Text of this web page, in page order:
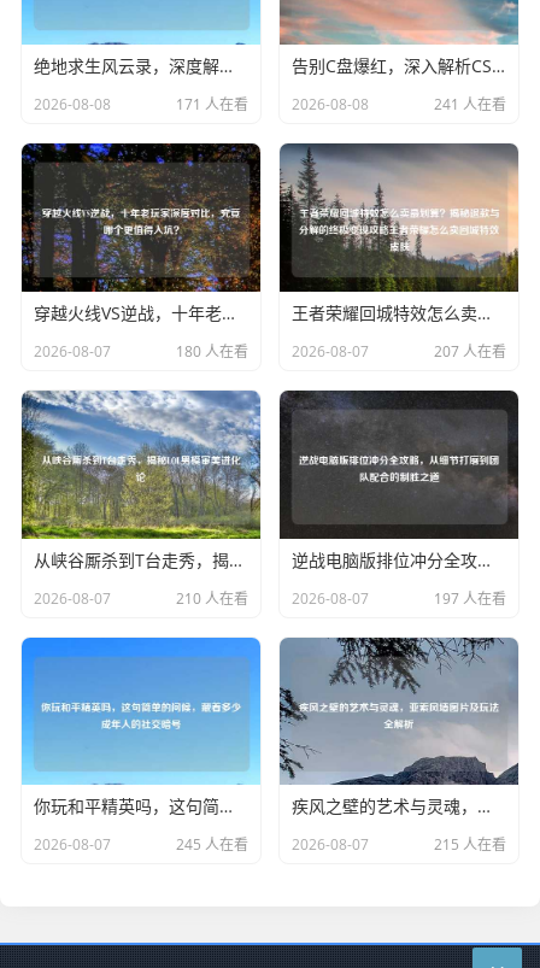
绝地求生风云录，深度解读PUBG战绩面板背后的数据美学与战术哲学
2026-08-08 171 人在看
告别C盘爆红，深入解析CSGO默认安装机制、利弊分析与自定义迁移完全指南csgo安装步骤
2026-08-08 241 人在看
穿越火线VS逆战，十年老玩家深度对比，究竟哪个更值得入坑？
2026-08-07 180 人在看
王者荣耀回城特效怎么卖最划算？揭秘退款与分解的终极变现攻略王者荣耀怎么卖回城特效皮肤
2026-08-07 207 人在看
从峡谷厮杀到T台走秀，揭秘LOL男模审美进化论
2026-08-07 210 人在看
逆战电脑版排位冲分全攻略，从细节打磨到团队配合的制胜之道
2026-08-07 197 人在看
你玩和平精英吗，这句简单的问候，藏着多少成年人的社交暗号
2026-08-07 245 人在看
疾风之壁的艺术与灵魂，亚索风墙图片及玩法全解析
2026-08-07 215 人在看